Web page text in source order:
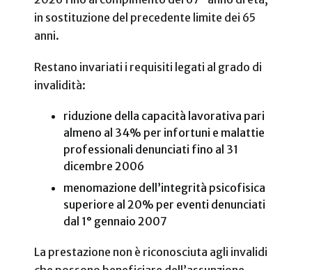
in sostituzione del precedente limite dei 65
anni.
Restano invariati i requisiti legati al grado di
invalidità:
riduzione della capacità lavorativa pari
almeno al 34% per infortuni e malattie
professionali denunciati fino al 31
dicembre 2006
menomazione dell’integrità psicofisica
superiore al 20% per eventi denunciati
dal 1° gennaio 2007
La prestazione non è riconosciuta agli invalidi